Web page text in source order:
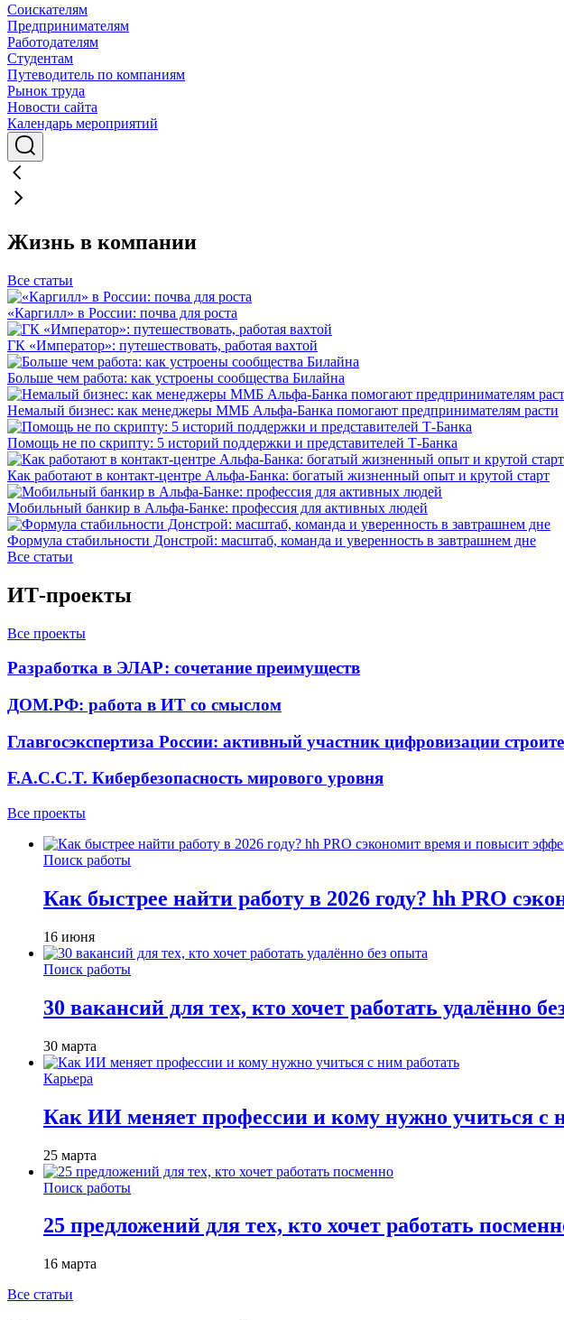
Соискателям
Предпринимателям
Работодателям
Студентам
Путеводитель по компаниям
Рынок труда
Новости сайта
Календарь мероприятий
Жизнь в компании
Все статьи
«Каргилл» в России: почва для роста
ГК «Император»: путешествовать, работая вахтой
Больше чем работа: как устроены сообщества Билайна
Немалый бизнес: как менеджеры ММБ Альфа-Банка помогают предпринимателям расти
Помощь не по скрипту: 5 историй поддержки и представителей Т-Банка
Как работают в контакт-центре Альфа-Банка: богатый жизненный опыт и крутой старт
Мобильный банкир в Альфа-Банке: профессия для активных людей
Формула стабильности Донстрой: масштаб, команда и уверенность в завтрашнем дне
Все статьи
ИТ-проекты
Все проекты
Разработка в ЭЛАР: сочетание преимуществ
ДОМ.РФ: работа в ИТ со смыслом
Главгосэкспертиза России: активный участник цифровизации
F.A.C.C.T. Кибербезопасность мирового уровня
Все проекты
Поиск работы
Как быстрее найти работу в 2026 году? hh PRO
16 июня
Поиск работы
30 вакансий для тех, кто хочет работать удалённо
30 марта
Карьера
Как ИИ меняет профессии и кому нужно учиться с
25 марта
Поиск работы
25 предложений для тех, кто хочет работать
16 марта
Все статьи